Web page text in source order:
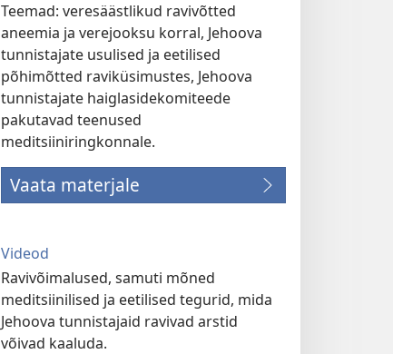
Teemad: veresäästlikud ravivõtted
aneemia ja verejooksu korral, Jehoova
tunnistajate usulised ja eetilised
põhimõtted raviküsimustes, Jehoova
tunnistajate haiglasidekomiteede
pakutavad teenused
meditsiiniringkonnale.
Vaata materjale
Videod
Ravivõimalused, samuti mõned
meditsiinilised ja eetilised tegurid, mida
Jehoova tunnistajaid ravivad arstid
võivad kaaluda.